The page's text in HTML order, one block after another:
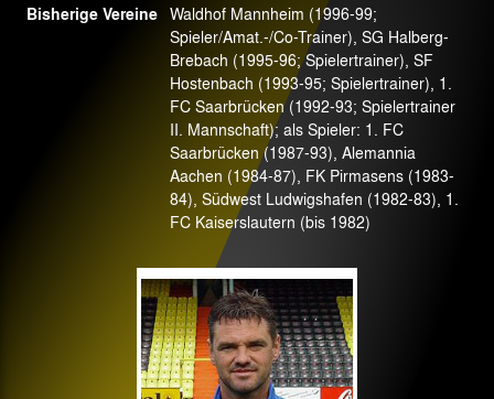
Bisherige Vereine Waldhof Mannheim (1996-99;
Spieler/Amat.-/Co-Trainer), SG Halberg-
Brebach (1995-96; Spielertrainer), SF
Hostenbach (1993-95; Spielertrainer), 1.
FC Saarbrücken (1992-93; Spielertrainer
II. Mannschaft); als Spieler: 1. FC
Saarbrücken (1987-93), Alemannia
Aachen (1984-87), FK Pirmasens (1983-
84), Südwest Ludwigshafen (1982-83), 1.
FC Kaiserslautern (bis 1982)